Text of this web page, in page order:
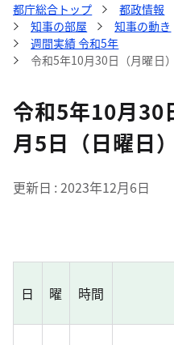
都庁総合トップ 都政情報
知事の部屋
知事の動き
週間実績 令和5年
令和5年10月30日（月曜日
令和5年10月30
月5日（日曜日）
更新日 2023年12月6日
日 曜 時間